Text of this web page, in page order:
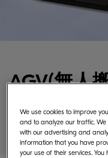
AGV(無人
京セラ製AGVは
として生産性向
We use cookies to improve
and to analyze our traffic.
with our advertising and
information that you have
your use of their services.